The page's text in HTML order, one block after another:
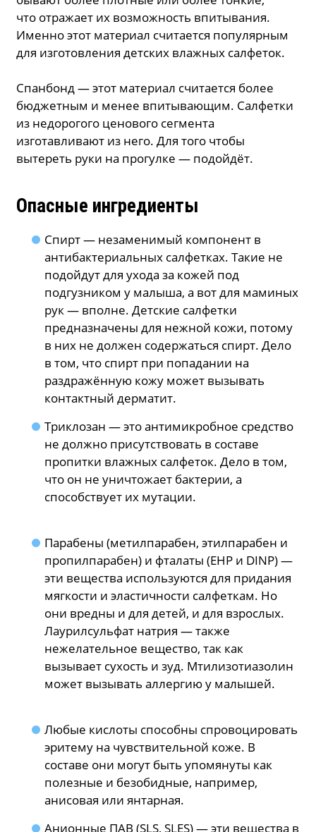
что отражает их возможность впитывания.
Именно этот материал считается популярным
для изготовления детских влажных салфеток.
Спанбонд — этот материал считается более
бюджетным и менее впитывающим. Салфетки
из недорогого ценового сегмента
изготавливают из него. Для того чтобы
вытереть руки на прогулке — подойдёт.
Опасные ингредиенты
Спирт — незаменимый компонент в
антибактериальных салфетках. Такие не
подойдут для ухода за кожей под
подгузником у малыша, а вот для маминых
рук — вполне. Детские салфетки
предназначены для нежной кожи, потому
в них не должен содержаться спирт. Дело
в том, что спирт при попадании на
раздражённую кожу может вызывать
контактный дерматит.
Триклозан — это антимикробное средство
не должно присутствовать в составе
пропитки влажных салфеток. Дело в том,
что он не уничтожает бактерии, а
способствует их мутации.
Парабены (метилпарабен, этилпарабен и
пропилпарабен) и фталаты (EHP и DINP) —
эти вещества используются для придания
мягкости и эластичности салфеткам. Но
они вредны и для детей, и для взрослых.
Лаурилсульфат натрия — также
нежелательное вещество, так как
вызывает сухость и зуд. Мтилизотиазолин
может вызывать аллергию у малышей.
Любые кислоты способны спровоцировать
эритему на чувствительной коже. В
составе они могут быть упомянуты как
полезные и безобидные, например,
анисовая или янтарная.
Анионные ПАВ (SLS, SLES) — эти вещества в